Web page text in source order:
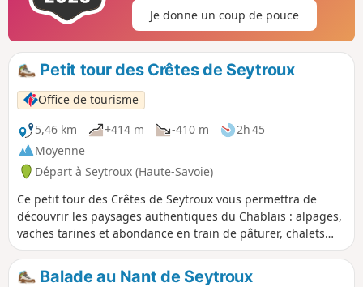
Roc d'Enfer et tous les sommets environnants.
Je donne un coup de pouce
Petit tour des Crêtes de Seytroux
Office de tourisme
5,46 km
+414 m -410 m
2h 45
Moyenne
Départ à Seytroux (Haute-Savoie)
Ce petit tour des Crêtes de Seytroux vous permettra de
découvrir les paysages authentiques du Chablais : alpages,
vaches tarines et abondance en train de pâturer, chalets
traditionnels... sans oublier la vue saisissante sur les plus
hauts sommets de la vallée.
Balade au Nant de Seytroux